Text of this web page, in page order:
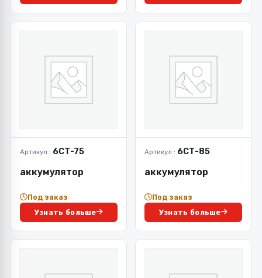
Артикул : 6СТ-75
аккумулятор
Под заказ
Узнать больше
Артикул : 6СТ-85
аккумулятор
Под заказ
Узнать больше